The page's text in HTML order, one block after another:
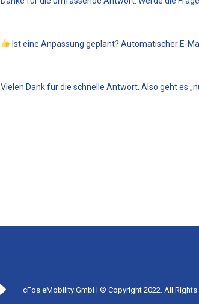
Ist eine Anpassung geplant? Automatischer E-
Vielen Dank für die schnelle Antwort. Also geht es
cFos eMobility GmbH © Copyright 2022. All Rights